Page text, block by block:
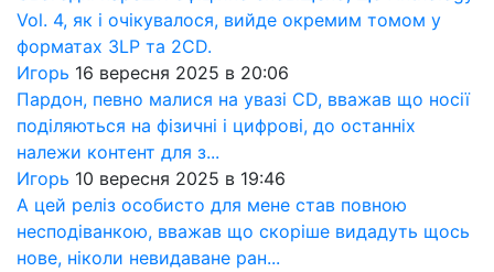
Vol. 4, як і очікувалося, вийде окремим томом у
форматах 3LP та 2CD.
Игорь 16 вересня 2025 в 20:06
Пардон, певно малися на увазі CD, вважав що носії
поділяються на фізичні і цифрові, до останніх
належи контент для з...
Игорь 10 вересня 2025 в 19:46
А цей реліз особисто для мене став повною
несподіванкою, вважав що скоріше видадуть щось
нове, ніколи невидаване ран...